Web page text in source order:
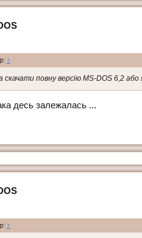
↑
повну версію МS-DOS 6,2 або
десь залежалась ...
↑